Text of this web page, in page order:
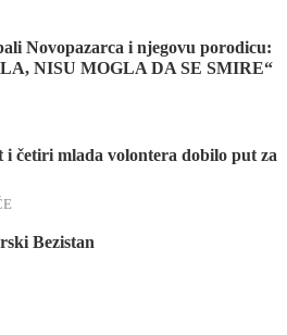
Novopazarca i njegovu porodicu:
NISU MOGLA DA SE SMIRE“
i četiri mlada volontera dobilo put za
Bezistan